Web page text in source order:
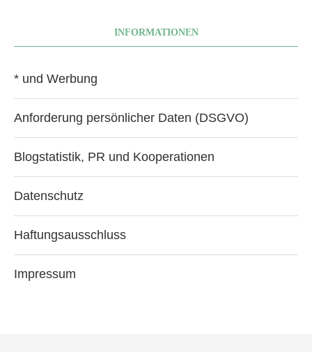
INFORMATIONEN
* und Werbung
Anforderung persönlicher Daten (DSGVO)
Blogstatistik, PR und Kooperationen
Datenschutz
Haftungsausschluss
Impressum